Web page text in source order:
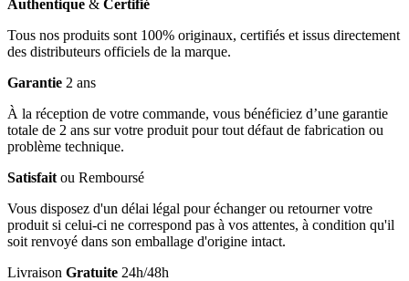
Authentique & Certifié
Tous nos produits sont 100% originaux, certifiés et issus directement
des distributeurs officiels de la marque.
Garantie 2 ans
À la réception de votre commande, vous bénéficiez d’une garantie
totale de 2 ans sur votre produit pour tout défaut de fabrication ou
problème technique.
Satisfait ou Remboursé
Vous disposez d'un délai légal pour échanger ou retourner votre
produit si celui-ci ne correspond pas à vos attentes, à condition qu'il
soit renvoyé dans son emballage d'origine intact.
Livraison Gratuite 24h/48h